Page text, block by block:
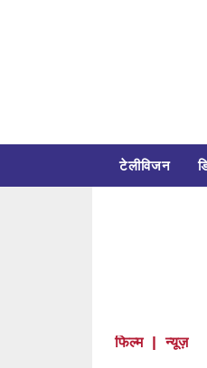
टेलीविजन
फिल्म | न्यूज़